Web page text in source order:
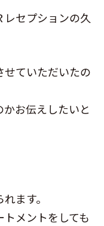
レセプションの久
ていただいたの
お伝えしたいと
ます。
メントをしても